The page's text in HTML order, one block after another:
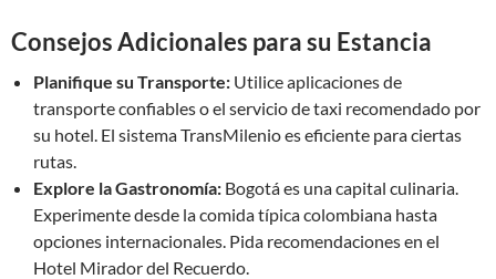
Consejos Adicionales para su Estancia
Planifique su Transporte: Utilice aplicaciones de
transporte confiables o el servicio de taxi recomendado por
su hotel. El sistema TransMilenio es eficiente para ciertas
rutas.
Explore la Gastronomía: Bogotá es una capital culinaria.
Experimente desde la comida típica colombiana hasta
opciones internacionales. Pida recomendaciones en el
Hotel Mirador del Recuerdo.